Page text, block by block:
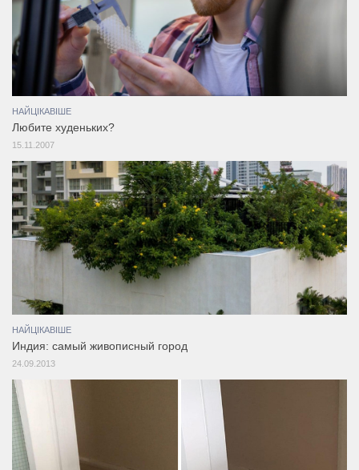
НАЙЦІКАВІШЕ
Любите худеньких?
15.11.2007
НАЙЦІКАВІШЕ
Индия: самый живописный город
24.09.2013